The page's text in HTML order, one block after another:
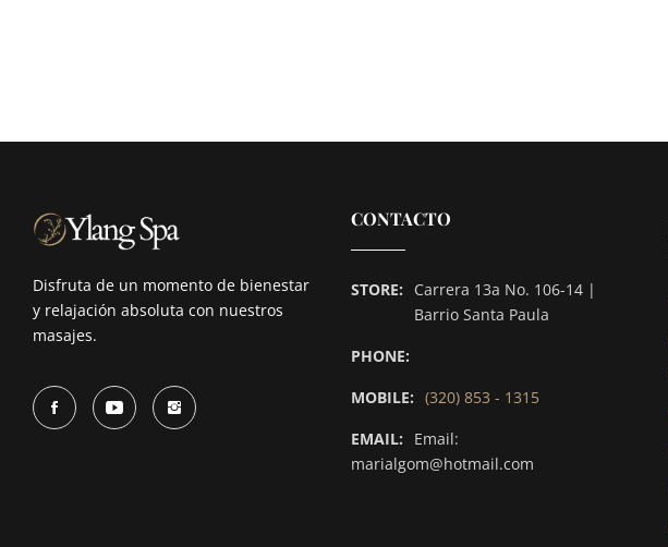
Disfruta de un momento de bienestar
y relajación absoluta con nuestros
masajes.
CONTACTO
STORE:
Carrera 13a No. 106-14 |
Barrio Santa Paula
PHONE:
MOBILE: (320) 853 - 1315
EMAIL:
Email:
marialgom@hotmail.com